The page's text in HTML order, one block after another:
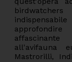
all'avifauna
Mastrorilli,